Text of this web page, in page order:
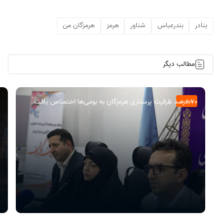
بنادر بندرعباس شناور هرمز هرمزگان من
مطالب دیگر
حوادث۷۰ درصد ظرفیت پرستاری هرمزگان به بومی‌ها اختصاص یافت